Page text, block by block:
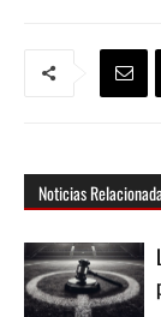
Noticias